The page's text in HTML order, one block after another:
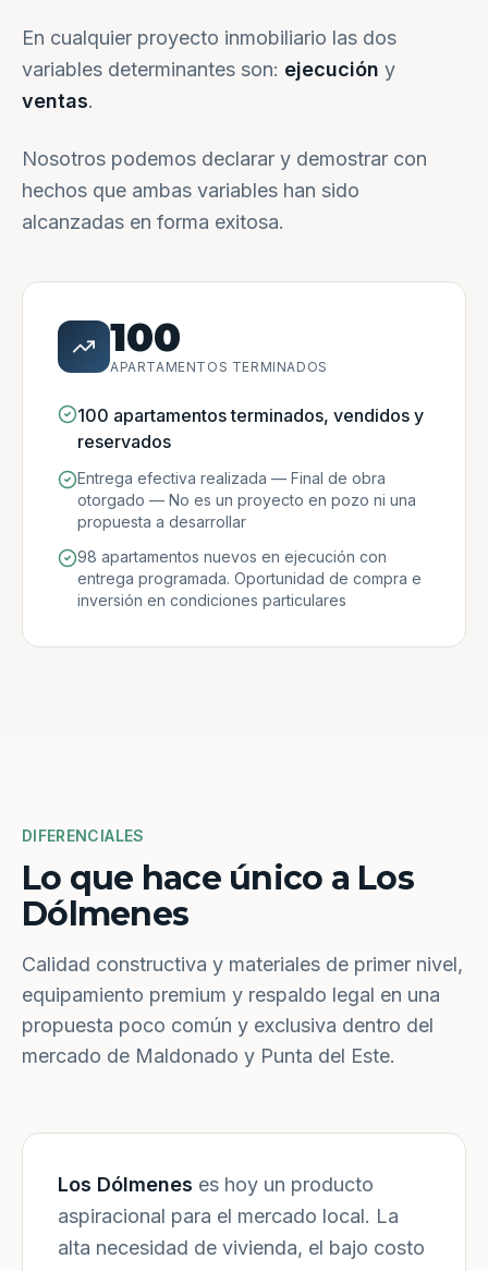
En cualquier proyecto inmobiliario las dos
variables determinantes son: ejecución y
ventas.
Nosotros podemos declarar y demostrar con
hechos que ambas variables han sido
alcanzadas en forma exitosa.
100
APARTAMENTOS TERMINADOS
100 apartamentos terminados, vendidos y
reservados
Entrega efectiva realizada — Final de obra
otorgado — No es un proyecto en pozo ni una
propuesta a desarrollar
98 apartamentos nuevos en ejecución con
entrega programada. Oportunidad de compra e
inversión en condiciones particulares
DIFERENCIALES
Lo que hace único a Los
Dólmenes
Calidad constructiva y materiales de primer nivel,
equipamiento premium y respaldo legal en una
propuesta poco común y exclusiva dentro del
mercado de Maldonado y Punta del Este.
Los Dólmenes es hoy un producto
aspiracional para el mercado local. La
alta necesidad de vivienda, el bajo costo